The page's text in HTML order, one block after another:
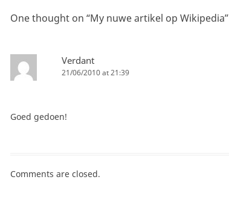
One thought on “My nuwe artikel op Wikipedia”
Verdant
21/06/2010 at 21:39
Goed gedoen!
Comments are closed.